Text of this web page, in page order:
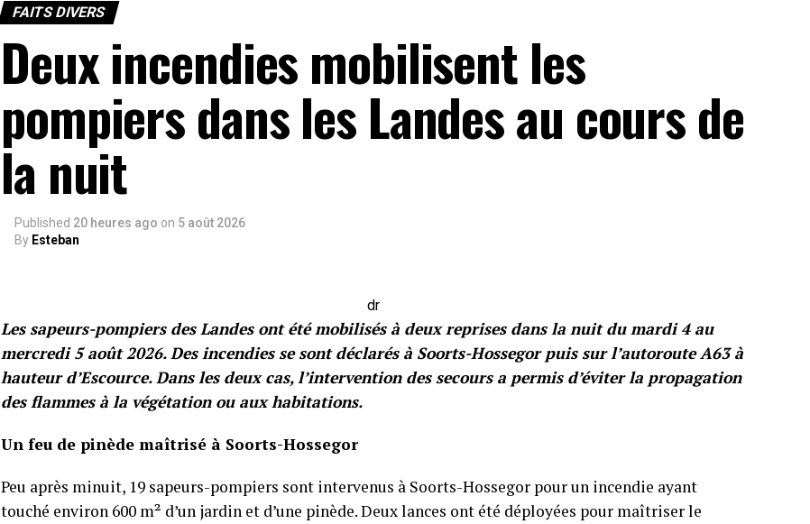
FAITS DIVERS
Deux incendies mobilisent les
pompiers dans les Landes au cours de
la nuit
Published 20 heures ago on 5 août 2026
By Esteban
dr
Les sapeurs-pompiers des Landes ont été mobilisés à deux reprises dans la nuit du mardi 4 au
mercredi 5 août 2026. Des incendies se sont déclarés à Soorts-Hossegor puis sur l’autoroute A63 à
hauteur d’Escource. Dans les deux cas, l’intervention des secours a permis d’éviter la propagation
des flammes à la végétation ou aux habitations.
Un feu de pinède maîtrisé à Soorts-Hossegor
Peu après minuit, 19 sapeurs-pompiers sont intervenus à Soorts-Hossegor pour un incendie ayant
touché environ 600 m² d’un jardin et d’une pinède. Deux lances ont été déployées pour maîtriser le